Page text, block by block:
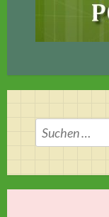
Suchen
nach: